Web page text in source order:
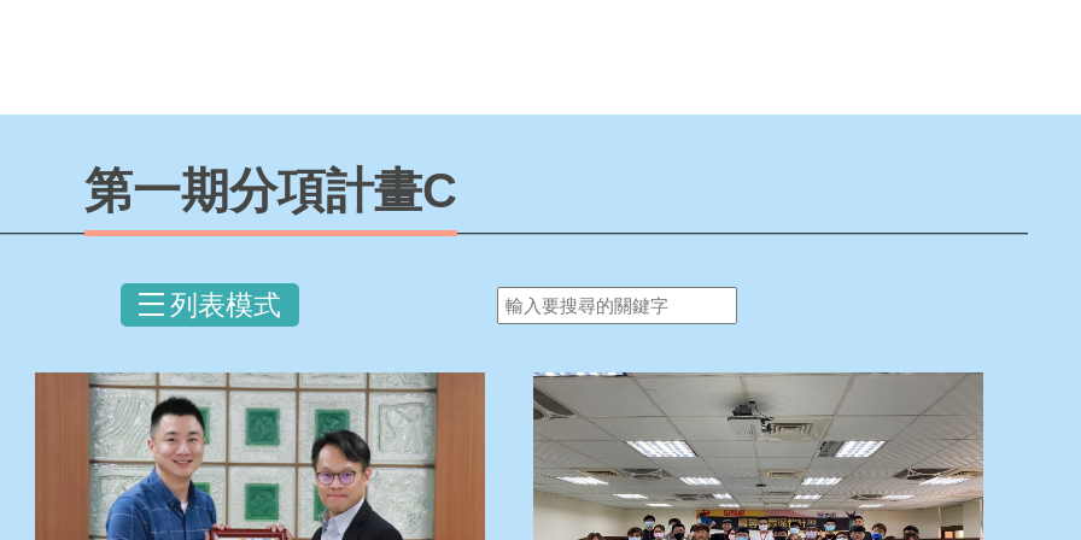
第一期分項計畫C
列表模式